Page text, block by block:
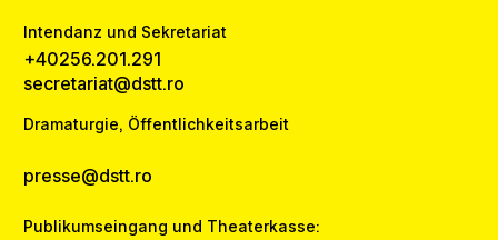
Intendanz und Sekretariat
+40256.201.291
secretariat@dstt.ro
Dramaturgie, Öffentlichkeitsarbeit
presse@dstt.ro
Publikumseingang und Theaterkasse: